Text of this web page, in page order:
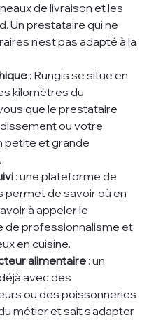
de livraison et les
Un prestataire qui ne
n'est pas adapté à la
: Rungis se situe en
kilomètres du
que le prestataire
ou votre
petite et grande
: une plateforme de
permet de savoir où en
à appeler le
de professionnalisme et
en cuisine.
alimentaire : un
avec des
ou des poissonneries
métier et sait s'adapter